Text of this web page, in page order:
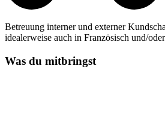
Betreuung interner und externer
idealerweise auch in Französisch und/
Was du mitbringst